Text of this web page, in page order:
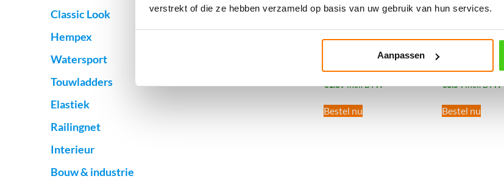
verstrekt of die ze hebben verzameld op basis van uw gebruik van hun services.
Aanpassen
10MM U-rope
Prijslandvast Antraciet
€1.39incl. BTW
Bestel nu
20MM U-rope
€3.54incl. BTW
Bestel nu
Classic Look
Hempex
Watersport
Touwladders
Elastiek
Railingnet
Interieur
Bouw & industrie